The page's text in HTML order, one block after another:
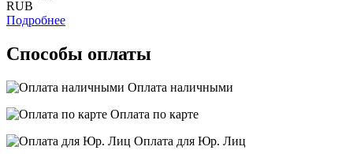
RUB
Подробнее
Способы оплаты
Оплата наличными
Оплата по карте
Оплата для Юр. Лиц